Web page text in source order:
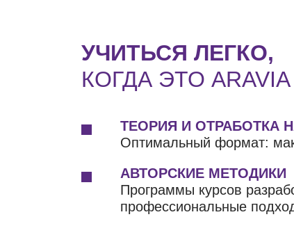
УЧИТЬСЯ ЛЕГКО,
КОГДА ЭТО ARAVIA
ТЕОРИЯ И ОТРАБОТКА
Оптимальный формат:
АВТОРСКИЕ МЕТОДИКИ
Программы курсов
профессиональные